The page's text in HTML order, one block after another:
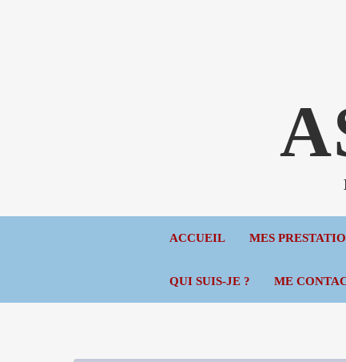
ACCUEIL MES
QUI SUIS-JE ? ME